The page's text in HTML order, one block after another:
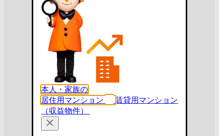
本人・家族の
居住用マンション
賃貸用マンション
（収益物件）